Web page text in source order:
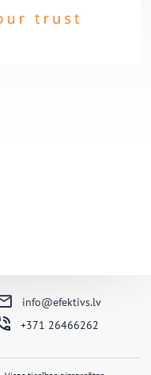
info@efektivs.lv
+371 26466262